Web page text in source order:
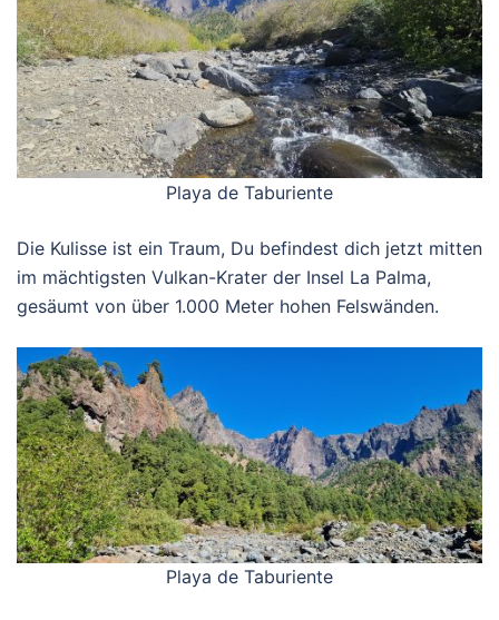
Playa de Taburiente
Die Kulisse ist ein Traum, Du befindest dich jetzt mitten
im mächtigsten Vulkan-Krater der Insel La Palma,
gesäumt von über 1.000 Meter hohen Felswänden.
Playa de Taburiente